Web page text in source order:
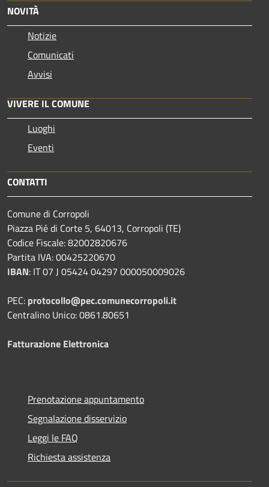
NOVITÀ
Notizie
Comunicati
Avvisi
VIVERE IL COMUNE
Luoghi
Eventi
CONTATTI
Comune di Corropoli
Piazza Pié di Corte 5, 64013, Corropoli (TE)
Codice Fiscale: 82002820676
Partita IVA: 00425220670
IBAN: IT 07 J 05424 04297 000050009026
PEC: protocollo@pec.comunecorropoli.it
Centralino Unico: 0861.80651
Fatturazione Elettronica
Prenotazione appuntamento
Segnalazione disservizio
Leggi le FAQ
Richiesta assistenza